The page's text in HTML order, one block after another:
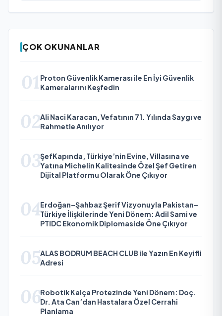
ÇOK OKUNANLAR
01 Proton Güvenlik Kamerası ile En İyi Güvenlik
Kameralarını Keşfedin
02Ali Naci Karacan, Vefatının 71. Yılında Saygı ve
Rahmetle Anılıyor
03ŞefKapında, Türkiye’nin Evine, Villasına ve
Yatına Michelin Kalitesinde Özel Şef Getiren
Dijital Platformu Olarak Öne Çıkıyor
04Erdoğan–Şahbaz Şerif Vizyonuyla Pakistan–
Türkiye İlişkilerinde Yeni Dönem: Adil Sami ve
PTIDC Ekonomik Diplomaside Öne Çıkıyor
05ALAS BODRUM BEACH CLUB ile Yazın En Keyifli
Adresi
06Robotik Kalça Protezinde Yeni Dönem: Doç.
Dr. Ata Can’dan Hastalara Özel Cerrahi
Planlama